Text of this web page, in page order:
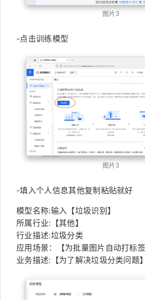
图片3
-点击训练模型
图片3
-填入个人信息其他复制粘贴就好
模型名称:输入【垃圾识别】
所属行业:【其他】
行业描述:垃圾分类
应用场景：【为批量图片自动打标签
业务描述:【为了解决垃圾分类问题】